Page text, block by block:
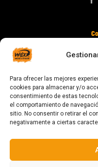
Para ofrecer las mejores
cookies para almacenar y/o
consentimiento de estas
el comportamiento de
sitio. No consentir o retirar el
negativamente a ciertas
© 2023 Todos